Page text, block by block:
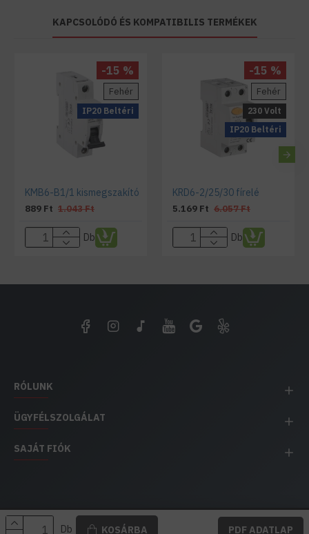
Db KOSÁRBA PDF ADATLAP
KAPCSOLÓDÓ ÉS KOMPATIBILIS TERMÉKEK
IP20 Beltéri
Fehér
-15 %
KMB6-B1/1 kismegszakító
889 Ft 1.043 Ft
Db
IP20 Beltéri
Fehér
230 Volt
-15 %
KRD6-2/25/30 fírelé
5.169 Ft 6.057 Ft
Db
RÓLUNK
ÜGYFÉLSZOLGÁLAT
SAJÁT FIÓK
EH IMPEX / Copyright © 1991-2025 Energia Háza